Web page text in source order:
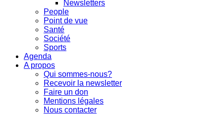
Newsletters
People
Point de vue
Santé
Société
Sports
Agenda
A propos
Qui sommes-nous?
Recevoir la newsletter
Faire un don
Mentions légales
Nous contacter